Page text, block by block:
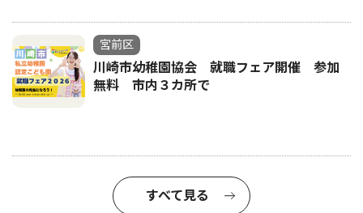
宮前区
川崎市幼稚園協会 就職フェア開催 参加
無料 市内３カ所で
すべて見る